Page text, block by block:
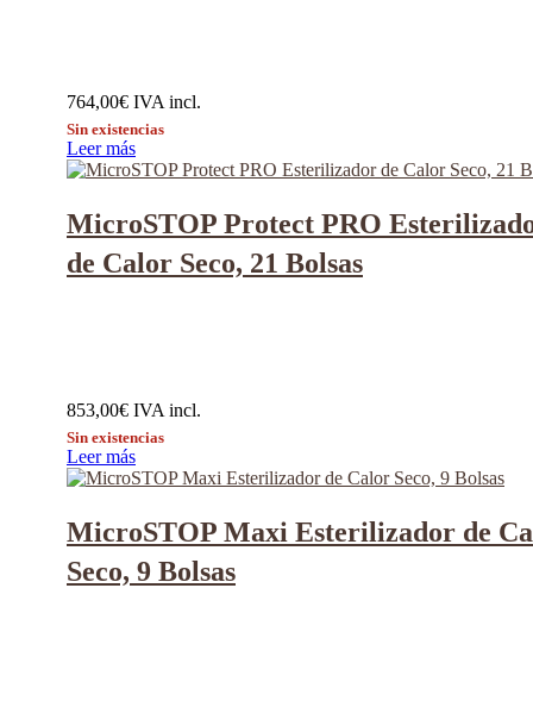
764,00€ IVA incl.
Sin existencias
Leer más
MicroSTOP Protect PRO
de Calor Seco, 21 Bolsas
853,00€ IVA incl.
Sin existencias
Leer más
MicroSTOP Maxi Esterilizador de
Seco, 9 Bolsas